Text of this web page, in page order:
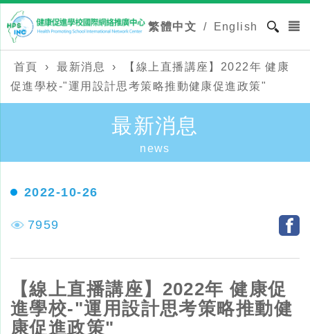
繁體中文 / English
首頁 › 最新消息 ›
【線上直播講座】2022年 健康
促進學校-"運用設計思考策略推動健康促進政策"
最新消息
news
7959
2022-10-26
【線上直播講座】2022年 健康促
進學校-"運用設計思考策略推動健
康促進政策"